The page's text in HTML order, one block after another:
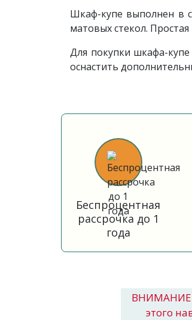
Шкаф-купе выполнен в
матовых стекол.
Для покупки шкафа-
оснастить
Беспроцентная
рассрочка до 1
года
ВНИМАНИЕ!
этого